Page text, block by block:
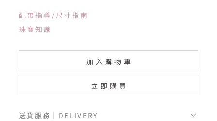
配帶指導/尺寸指南
珠寶知識
加入購物車
立即購買
送貨服務｜DELIVERY